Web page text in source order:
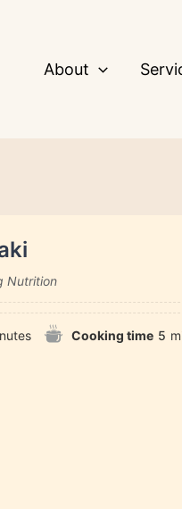
About
Nutrition
Cooking time 5